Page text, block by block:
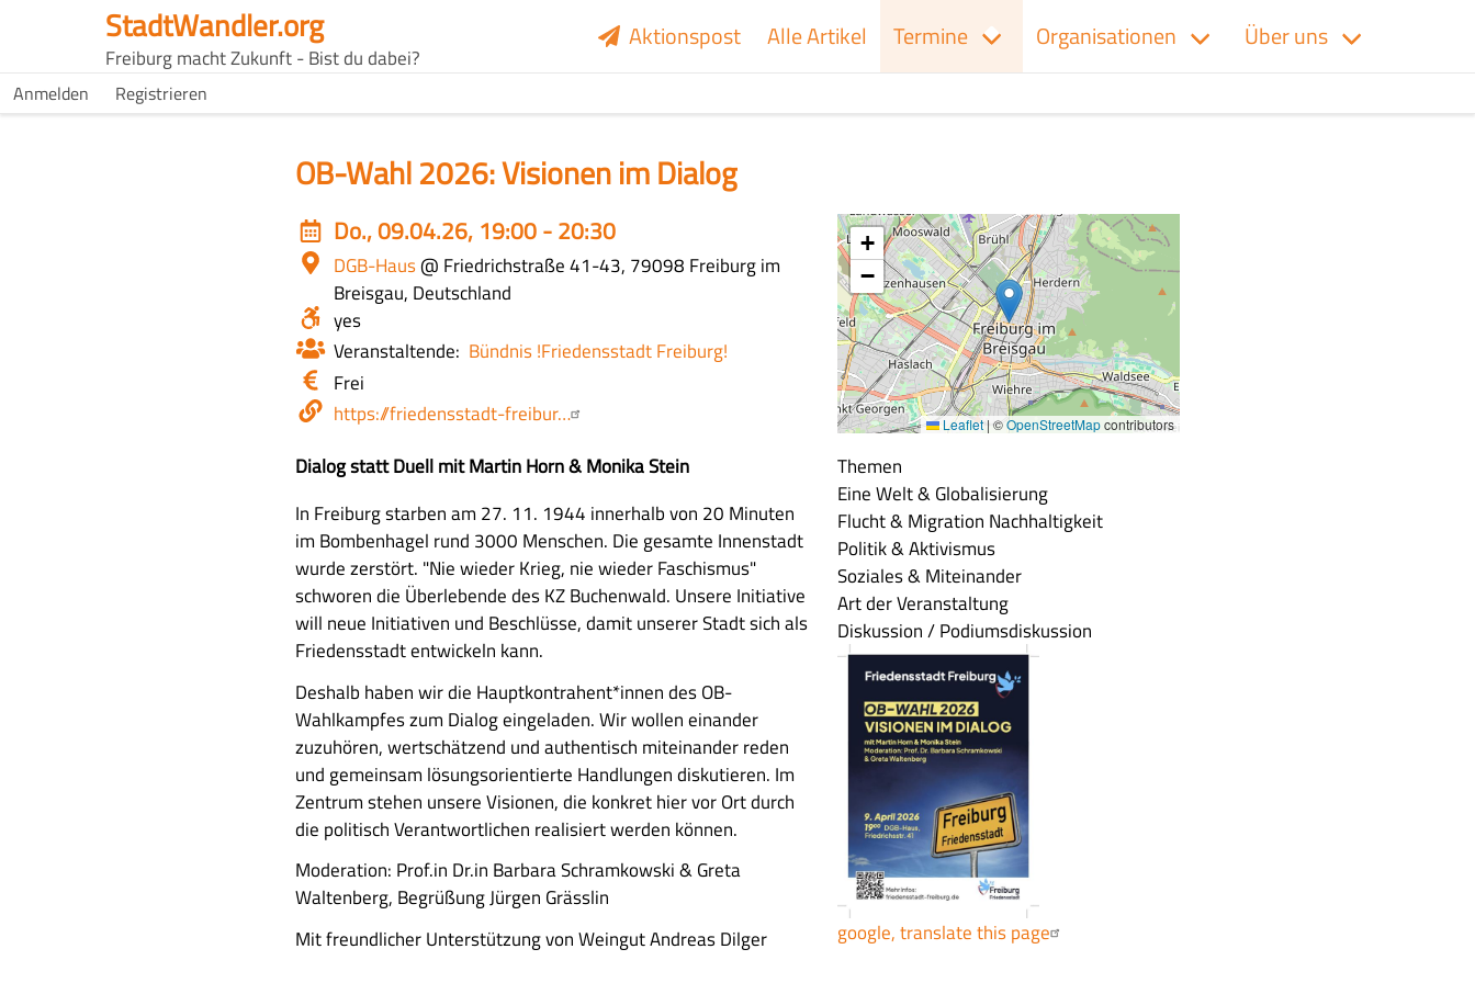
StadtWandler.org
Freiburg macht Zukunft - Bist du dabei?
H4C
Main
Aktionspost Alle Artikel Termine Organisationen Über uns
H4C
Anmelden Registrieren
OB-Wahl 2026: Visionen im Dialog
Event
date
Do., 09.04.26, 19:00 - 20:30
Ort
DGB-Haus@ Friedrichstraße 41-43, 79098 Freiburg im
Breisgau, Deutschland
Barrierefrei?
yes
Veranstaltende Bündnis !Friedensstadt Freiburg!
Eintritt
/
Frei
Webseite
https://friedensstadt-freibur…
+
−
Leaflet | ©OpenStreetMapcontributors
Z
s
a
m
m
e
n
f
a
s
s
u
n
Dialog statt Duell mit Martin Horn & Monika Stein
Themen
Eine Welt & Globalisierung
Flucht & Migration Nachhaltigkeit
Politik & Aktivismus
Soziales & Miteinander
Art der Veranstaltung
Diskussion / Podiumsdiskussion
google, translate this page
A
u
s
f
ü
h
l
i
c
h
e
B
e
s
h
In Freiburg starben am 27. 11. 1944 innerhalb von 20 Minuten
im Bombenhagel rund 3000 Menschen. Die gesamte Innenstadt
wurde zerstört. "Nie wieder Krieg, nie wieder Faschismus"
schworen die Überlebende des KZ Buchenwald. Unsere Initiative
will neue Initiativen und Beschlüsse, damit unserer Stadt sich als
Friedensstadt entwickeln kann.
Deshalb haben wir die Hauptkontrahent*innen des OB-
Wahlkampfes zum Dialog eingeladen.Wir wollen einander
zuzuhören, wertschätzend und authentisch miteinander reden
und gemeinsam lösungsorientierte Handlungen diskutieren. Im
Zentrum stehen unsere Visionen, die konkret hier vor Ort durch
die politisch Verantwortlichen realisiert werden können.
Moderation: Prof.in Dr.in Barbara Schramkowski & Greta
Waltenberg, Begrüßung Jürgen Grässlin
Mit freundlicher Unterstützung von Weingut Andreas Dilger